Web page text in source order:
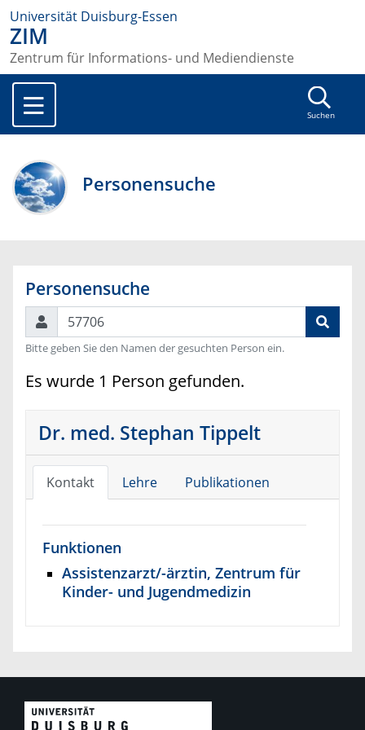
Universität Duisburg-Essen
ZIM
Zentrum für Informations- und Mediendienste
Suchen
Personensuche
Personensuche
Suchen
Bitte geben Sie den Namen der gesuchten Person ein.
Es wurde 1 Person gefunden.
Dr. med. Stephan Tippelt
Kontakt Lehre Publikationen
Funktionen
Assistenzarzt/-ärztin, Zentrum für
Kinder- und Jugendmedizin